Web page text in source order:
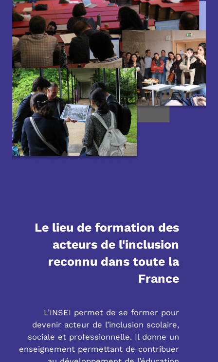
Le lieu de formation des
acteurs de l'inclusion
reconnu dans toute la
France
L’INSEI permet de se former pour
devenir acteur de l’inclusion scolaire,
sociale et professionnelle. Il donne un
enseignement permettant de contribuer